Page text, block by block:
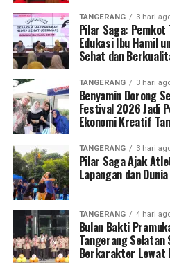
TANGERANG 3 hari
Pilar Saga:
Edukasi Ibu Hamil
Sehat dan
TANGERANG 3 hari
Benyamin Dorong
Festival 2026 Jadi
Ekonomi Kreatif
TANGERANG 3 hari
Pilar Saga Ajak
Lapangan dan
TANGERANG 4 hari
Bulan Bakti
Tangerang Selatan
Berkarakter Lewat